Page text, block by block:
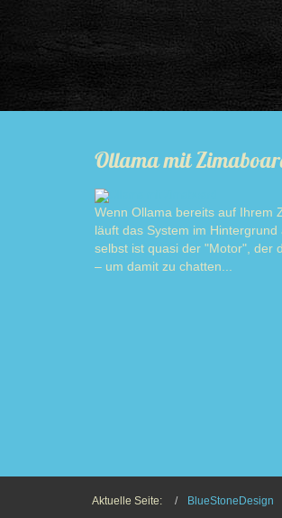
Ollama mit
Wenn Ollama bereits auf Ihrem
läuft das System im Hintergrund
selbst ist quasi der "Motor", der
– um damit zu chatten...
Aktuelle Seite: BlueStoneDesign